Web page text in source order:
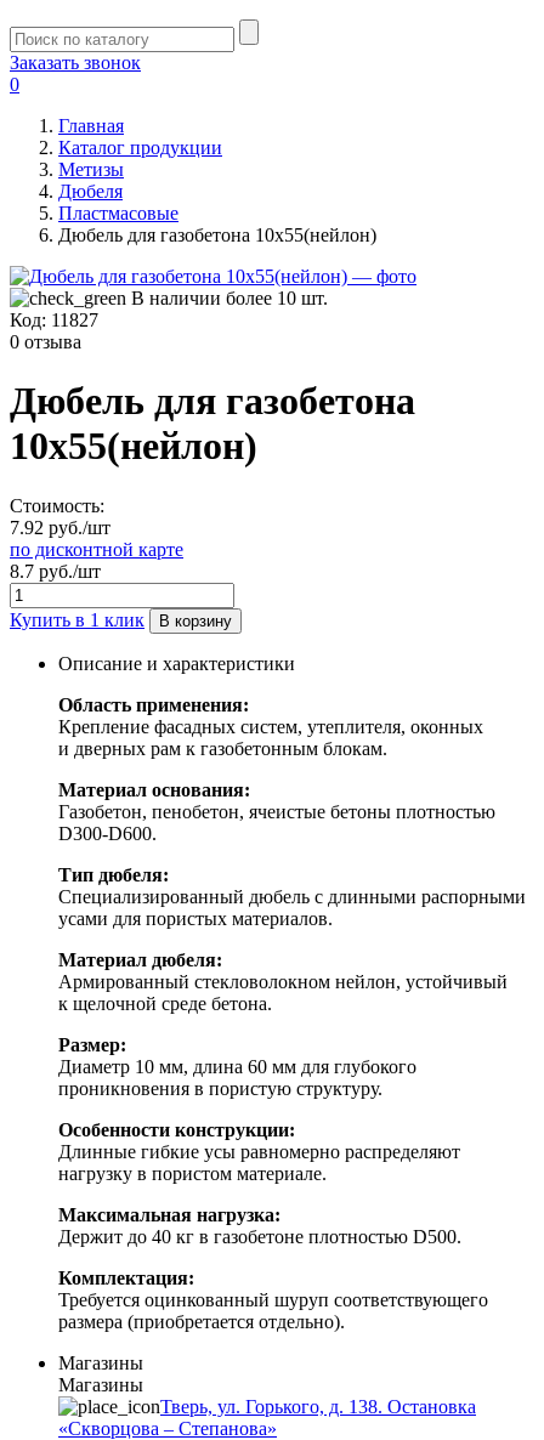
Заказать звонок
0
Главная
Каталог продукции
Метизы
Дюбеля
Пластмасовые
Дюбель для газобетона 10х55(нейлон)
В наличии более 10 шт.
Код: 11827
0 отзыва
Дюбель для газобетона
10х55(нейлон)
Стоимость:
7.92 руб./шт
по дисконтной карте
8.7 руб./шт
Купить в 1 клик В корзину
Описание и характеристики
Область применения:
Крепление фасадных систем, утеплителя, оконных
и дверных рам к газобетонным блокам.
Материал основания:
Газобетон, пенобетон, ячеистые бетоны плотностью
D300-D600.
Тип дюбеля:
Специализированный дюбель с длинными распорными
усами для пористых материалов.
Материал дюбеля:
Армированный стекловолокном нейлон, устойчивый
к щелочной среде бетона.
Размер:
Диаметр 10 мм, длина 60 мм для глубокого
проникновения в пористую структуру.
Особенности конструкции:
Длинные гибкие усы равномерно распределяют
нагрузку в пористом материале.
Максимальная нагрузка:
Держит до 40 кг в газобетоне плотностью D500.
Комплектация:
Требуется оцинкованный шуруп соответствующего
размера (приобретается отдельно).
Магазины
Магазины
Тверь, ул. Горького, д. 138. Остановка
«Скворцова – Степанова»